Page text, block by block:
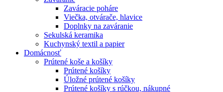
Zaváracie poháre
Viečka, otvárače, hlavice
Doplnky na zaváranie
Sekulská keramika
Kuchynský textil a papier
Domácnosť
Prútené koše a košíky
Prútené košíky
Úložné prútené košíky
Prútené košíky s rúčkou, nákupné